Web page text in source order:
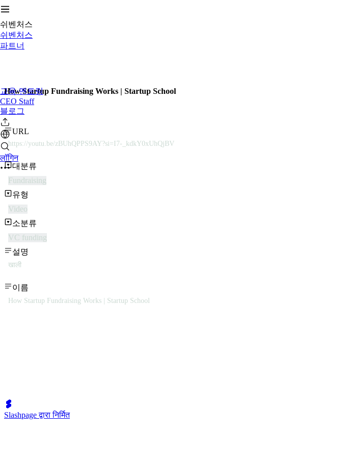
쉬벤처스
쉬벤처스
파트너
교육·멘토링
CEO Staff
블로그
लॉगिन
How Startup Fundraising Works | Startup School
URL
https://youtu.be/zBUhQPPS9AY?si=I7-_kdkY0xUhQjBV
대분류
Fundraising
유형
Video
소분류
VC funding
설명
खाली
이름
How Startup Fundraising Works | Startup School
Slashpage द्वारा निर्मित